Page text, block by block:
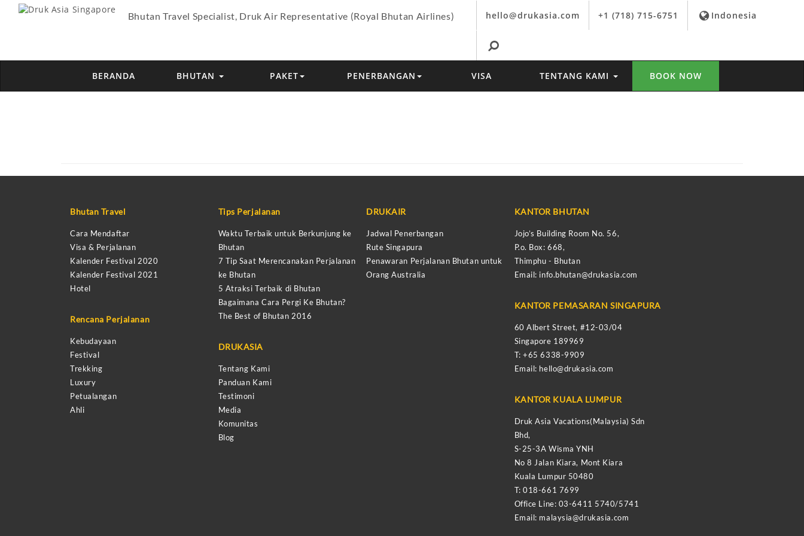
Bhutan Travel Specialist, Druk Air Representative (Royal Bhutan Airlines) hello@drukasia.com +1 (718) 715-6751 Indonesia
BERANDA BHUTAN PAKET PENERBANGAN VISA TENTANG KAMI BOOK NOW
Bhutan Travel
Cara Mendaftar
Visa & Perjalanan
Kalender Festival 2020
Kalender Festival 2021
Hotel
Rencana Perjalanan
Kebudayaan
Festival
Trekking
Luxury
Petualangan
Ahli
Tips Perjalanan
Waktu Terbaik untuk Berkunjung ke
Bhutan
7 Tip Saat Merencanakan Perjalanan
ke Bhutan
5 Atraksi Terbaik di Bhutan
Bagaimana Cara Pergi Ke Bhutan?
The Best of Bhutan 2016
DRUKASIA
Tentang Kami
Panduan Kami
Testimoni
Media
Komunitas
Blog
DRUKAIR
Jadwal Penerbangan
Rute Singapura
Penawaran Perjalanan Bhutan untuk
Orang Australia
KANTOR BHUTAN
Jojo’s Building Room No. 56,
P.o. Box: 668,
Thimphu - Bhutan
Email: info.bhutan@drukasia.com
KANTOR PEMASARAN SINGAPURA
60 Albert Street, #12-03/04
Singapore 189969
T: +65 6338-9909
Email: hello@drukasia.com
KANTOR KUALA LUMPUR
Druk Asia Vacations(Malaysia) Sdn
Bhd,
S-25-3A Wisma YNH
No 8 Jalan Kiara, Mont Kiara
Kuala Lumpur 50480
T: 018-661 7699
Office Line: 03-6411 5740/5741
Email: malaysia@drukasia.com